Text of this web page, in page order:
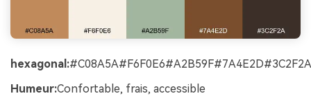
hexagonal:#C08A5A#F6F0E6#A2B59F#7A4E2D#3C2F2A
Humeur:Confortable, frais, accessible